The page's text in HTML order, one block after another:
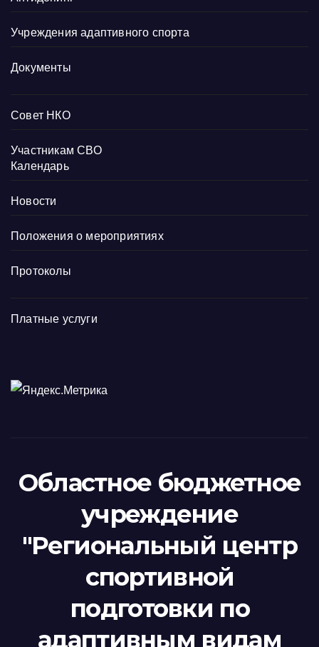
Учреждения адаптивного спорта
Документы
Совет НКО
Участникам СВО
Календарь
Новости
Положения о мероприятиях
Протоколы
Платные услуги
Областное бюджетное
учреждение
"Региональный центр
спортивной
подготовки по
адаптивным видам